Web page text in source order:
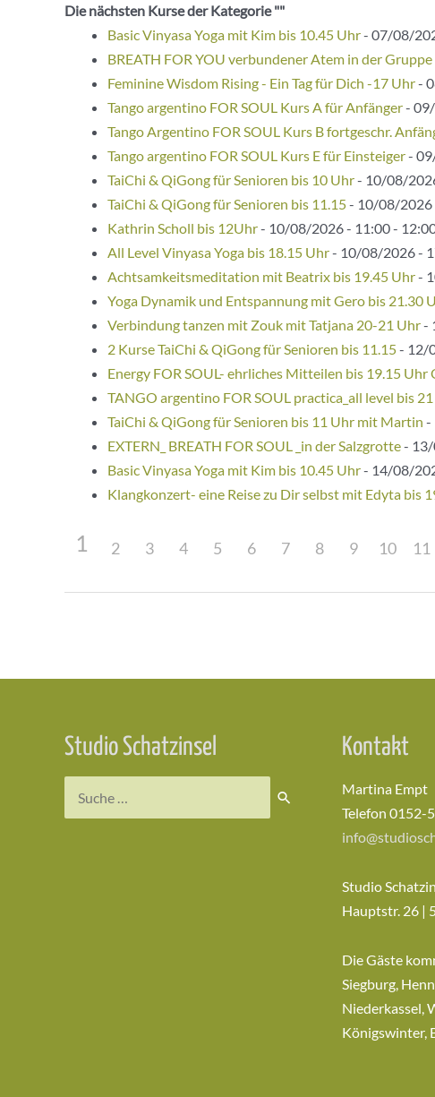
Die nächsten Kurse der Kategorie ""
Basic Vinyasa Yoga mit Kim bis 10.45 Uhr- 07/08/
BREATH FOR YOU verbundener Atem in der Gruppe
Feminine Wisdom Rising - Ein Tag für Dich -17 Uhr-
Tango argentino FOR SOUL Kurs A für Anfänger-
Tango Argentino FOR SOUL Kurs B fortgeschr.
Tango argentino FOR SOUL Kurs E für Einsteiger-
TaiChi & QiGong für Senioren bis 10 Uhr- 10/08/
TaiChi & QiGong für Senioren bis 11.15- 10/08/2026
Kathrin Scholl bis 12Uhr- 10/08/2026 - 11:00 -
All Level Vinyasa Yoga bis 18.15 Uhr- 10/08/2026 -
Achtsamkeitsmeditation mit Beatrix bis 19.45 Uhr-
Yoga Dynamik und Entspannung mit Gero bis 21.30
Verbindung tanzen mit Zouk mit Tatjana 20-21 Uhr-
2 Kurse TaiChi & QiGong für Senioren bis 11.15- 12/
Energy FOR SOUL- ehrliches Mitteilen bis 19.15 Uhr
TANGO argentino FOR SOUL practica_all level bis
TaiChi & QiGong für Senioren bis 11 Uhr mit Martin -
EXTERN_ BREATH FOR SOUL _in der Salzgrotte-
Basic Vinyasa Yoga mit Kim bis 10.45 Uhr- 14/08/
Klangkonzert- eine Reise zu Dir selbst mit Edyta bis
1 2 3 4 5 6 7 8 9 10 11
Studio Schatzinsel Kontakt
Martina Empt
Telefon 0152-
Studio
Hauptstr. 26 |
Die Gäste
Siegburg,
Niederkassel,
Königswinter,